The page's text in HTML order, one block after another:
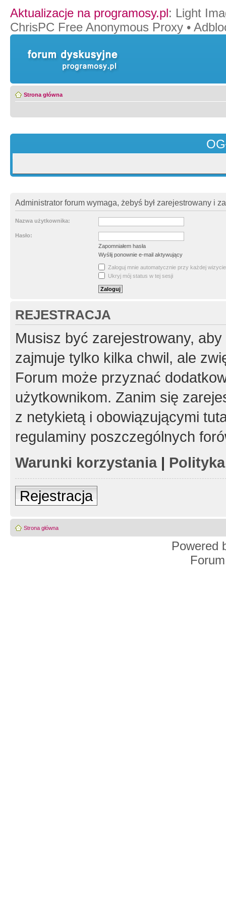
Aktualizacje na programosy.pl: Light
ChrisPC Free Anonymous Proxy •
Strona główna
Administrator forum wymaga, żebyś był zarejestrowany i
Nazwa użytkownika:
Hasło:
Zapomniałem hasła
Wyślij ponownie e-mail aktywujący
Zaloguj mnie automatycznie przy każdej wizycie
Ukryj mój status w tej sesji
REJESTRACJA
Musisz być zarejestrowany,
zajmuje tylko kilka chwil, ale
Forum może przyznać
użytkownikom. Zanim się
z netykietą i obowiązującymi
regulaminy poszczególnych
Warunki korzystania|
Rejestracja
Strona główna
Powered